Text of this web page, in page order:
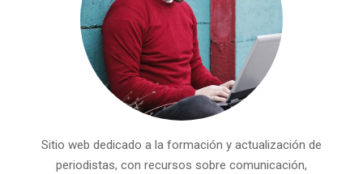
Sitio web dedicado a la formación y actualización de
periodistas, con recursos sobre comunicación,